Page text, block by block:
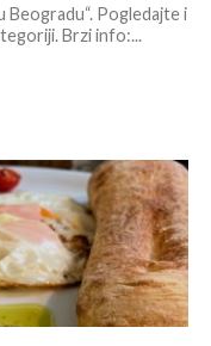
Beogradu“. Pogledajte i
Brzi info:...